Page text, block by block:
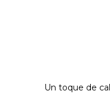
Un toque de